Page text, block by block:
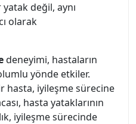
değil, aynı
olarak
deneyimi, hastaların
yönde etkiler.
hasta, iyileşme sürecine
hasta yataklarının
iyileşme sürecinde